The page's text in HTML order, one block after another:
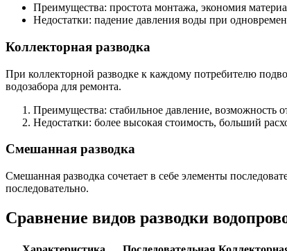
Преимущества: простота монтажа, экономия
Недостатки: падение давления воды при
Коллекторная разводка
При коллекторной разводке к каждому потребителю
водозабора для ремонта.
Преимущества: стабильное давление, возможность
Недостатки: более высокая стоимость, больший
Смешанная разводка
Смешанная разводка сочетает в себе элементы
последовательно.
Сравнение видов разводки